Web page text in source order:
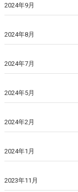
2024年9月
2024年8月
2024年7月
2024年5月
2024年2月
2024年1月
2023年11月